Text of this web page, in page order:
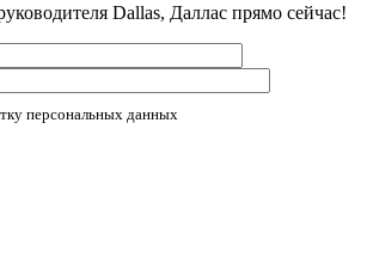
Dallas, Даллас прямо сейчас!
персональных данных